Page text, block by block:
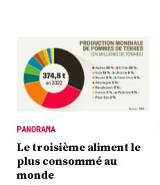
PANORAMA
Le troisième aliment le
plus consommé au
monde